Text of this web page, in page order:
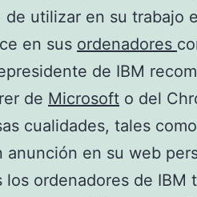
de utilizar en su trabajo
en sus ordenadores
de IBM
de Microsoft o del
cualidades, tales
anunción en su web
los ordenadores de